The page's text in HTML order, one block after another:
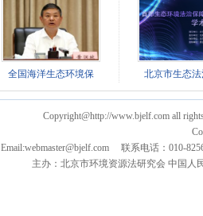
全国海洋生态环境保 北京市生态
Copyright@http://www.bjelf.com all
Email:webmaster@bjelf.com 联系电话：010-
主办：北京市环境资源法研究会 中国人